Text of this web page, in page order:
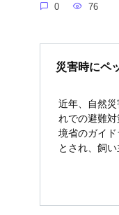
0 76
災害時にペ
近年、自然
れでの避難
境省のガイ
とされ、飼